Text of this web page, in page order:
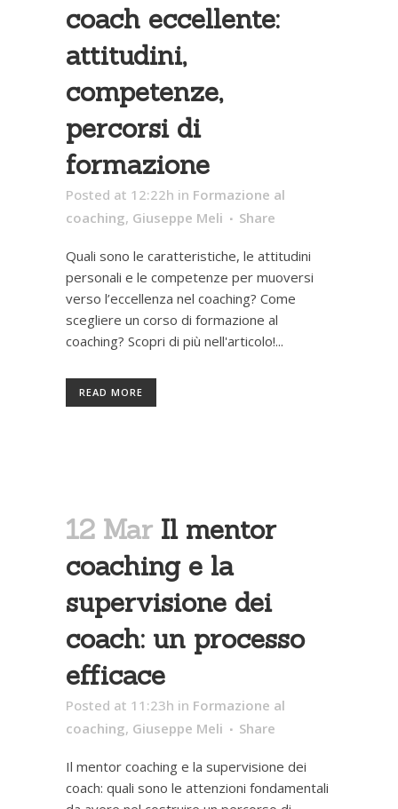
coach eccellente:
attitudini,
competenze,
percorsi di
formazione
Posted at 12:22h in Formazione al
coaching, Giuseppe Meli Share
Quali sono le caratteristiche, le attitudini
personali e le competenze per muoversi
verso l’eccellenza nel coaching? Come
scegliere un corso di formazione al
coaching? Scopri di più nell'articolo!...
READ MORE
12 Mar Il mentor
coaching e la
supervisione dei
coach: un processo
efficace
Posted at 11:23h in Formazione al
coaching, Giuseppe Meli Share
Il mentor coaching e la supervisione dei
coach: quali sono le attenzioni fondamentali